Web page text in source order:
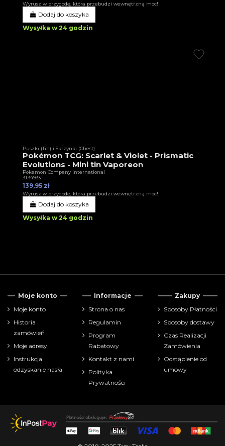
Wyrusz w przygodę, która przebudzi wewnętrzną moc!
Dodaj do koszyka
Wysyłka w 24 godzin
Puszki (Tin) i Skrzynki (Chest)
Pokémon TCG: Scarlet & Violet - Prismatic
Evolutions - Mini tin Vaporeon
Pokemon Company International
3T34933
139,95 zł
Wyrusz w przygodę, która przebudzi wewnętrzną moc!
Dodaj do koszyka
Wysyłka w 24 godzin
Moje konto
Moje konto
Historia
zamówień
Moje adresy
Instrukcja
odzyskanie hasła
Informacje
Strona o nas
Regulamin
Program
Rabatowy
Kontakt z nami
Polityka
Prywatności
Zakupy
Sposoby Płatności
Sposoby dostawy
Czas Realizacji
Zamówienia
Odstąpienie od
umowy